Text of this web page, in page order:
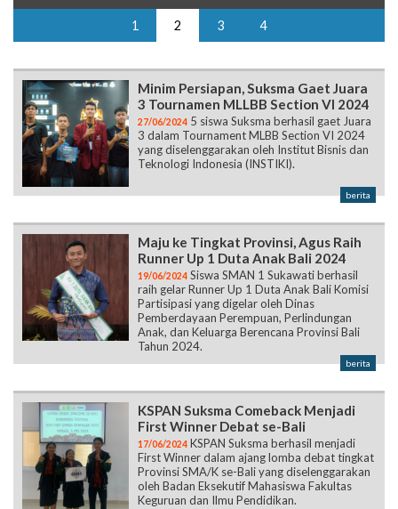
1 2 3 4
Minim Persiapan, Suksma Gaet Juara
3 Tournamen MLLBB Section VI 2024
27/06/2024 5 siswa Suksma berhasil gaet Juara
3 dalam Tournament MLBB Section VI 2024
yang diselenggarakan oleh Institut Bisnis dan
Teknologi Indonesia (INSTIKI).
berita
Maju ke Tingkat Provinsi, Agus Raih
Runner Up 1 Duta Anak Bali 2024
19/06/2024 Siswa SMAN 1 Sukawati berhasil
raih gelar Runner Up 1 Duta Anak Bali Komisi
Partisipasi yang digelar oleh Dinas
Pemberdayaan Perempuan, Perlindungan
Anak, dan Keluarga Berencana Provinsi Bali
Tahun 2024.
berita
KSPAN Suksma Comeback Menjadi
First Winner Debat se-Bali
17/06/2024 KSPAN Suksma berhasil menjadi
First Winner dalam ajang lomba debat tingkat
Provinsi SMA/K se-Bali yang diselenggarakan
oleh Badan Eksekutif Mahasiswa Fakultas
Keguruan dan Ilmu Pendidikan.